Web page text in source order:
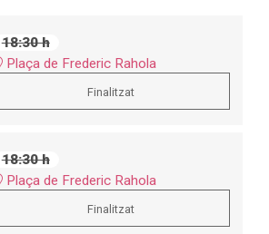
18:30 h
Plaça de Frederic Rahola
Finalitzat
18:30 h
Plaça de Frederic Rahola
Finalitzat